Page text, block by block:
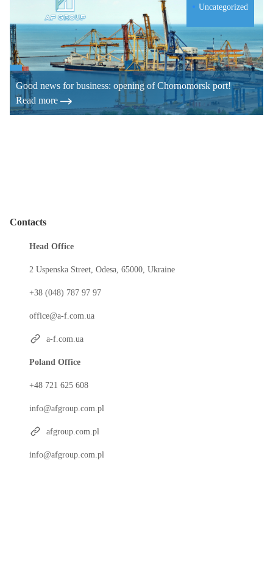
Uncategorized
Good news for business: opening of Chornomorsk port!
Read more
Contacts
Head Office
2 Uspenska Street, Odesa, 65000, Ukraine
+38 (048) 787 97 97
office@a-f.com.ua
a-f.com.ua
Poland Office
+48 721 625 608
info@afgroup.com.pl
afgroup.com.pl
info@afgroup.com.pl